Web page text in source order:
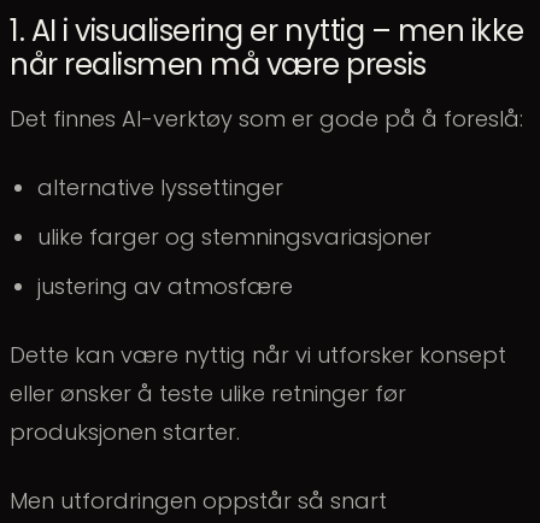
1. AI i visualisering er nyttig – men ikke
når realismen må være presis
Det finnes AI-verktøy som er gode på å foreslå:
alternative lyssettinger
ulike farger og stemningsvariasjoner
justering av atmosfære
Dette kan være nyttig når vi utforsker konsept
eller ønsker å teste ulike retninger før
produksjonen starter.
Men utfordringen oppstår så snart